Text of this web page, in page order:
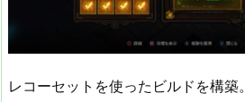
レコーセットを使ったビルドを構築。